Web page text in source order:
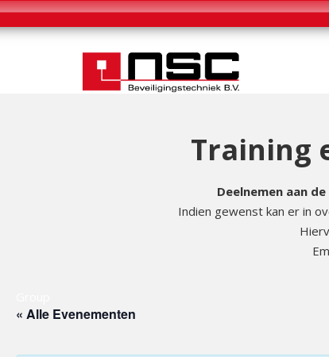
Training
Deelnemen aan
Indien gewenst kan er in
« Alle Evenementen